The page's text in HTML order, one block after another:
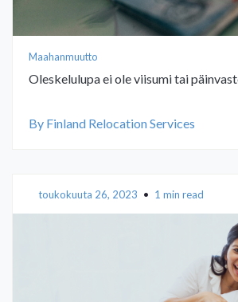
Maahanmuutto
Oleskelulupa ei ole viisumi tai
By Finland Relocation Services
toukokuuta 26, 2023 • 1 min read